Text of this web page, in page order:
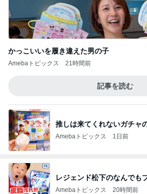
かっこいいを履き違えた男の子
Amebaトピックス 21時間前
記事を読む
推しは来てくれないガチャ
Amebaトピックス 1日前
レジェンド松下のなんでも
Amebaトピックス 20時間前